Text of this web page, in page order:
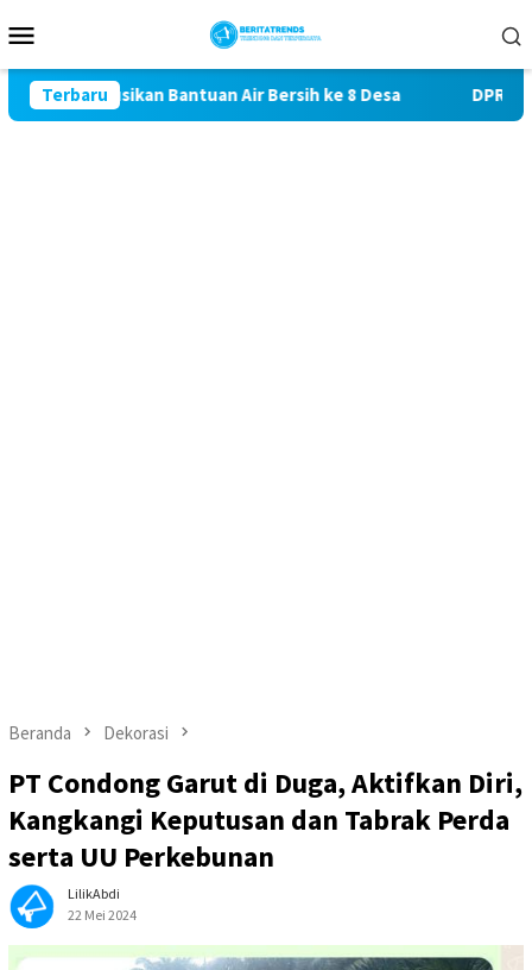
ke
Mobile
Terbaru
Distribusikan Bantuan Air Bersih ke 8 Desa DPRD
Beranda Dekorasi
PT Condong Garut di Duga, Aktifkan Diri,
Kangkangi Keputusan dan Tabrak Perda
serta UU Perkebunan
LilikAbdi
22 Mei 2024